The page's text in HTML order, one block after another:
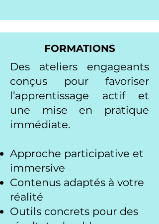
FORMATIONS
Des ateliers engageants
conçus pour favoriser
l’apprentissage actif et
une mise en pratique
immédiate.
Approche participative et
immersive
Contenus adaptés à votre
réalité
Outils concrets pour des